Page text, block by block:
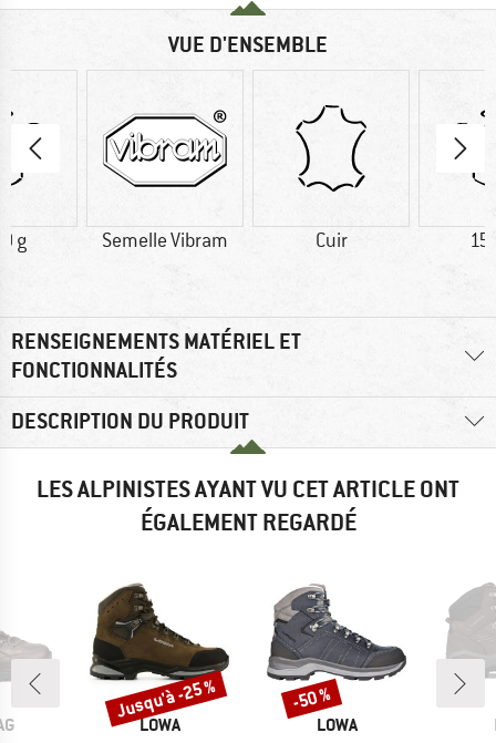
VUE D'ENSEMBLE
g Semelle Vibram Cuir
RENSEIGNEMENTS MATÉRIEL ET
FONCTIONNALITÉS
DESCRIPTION DU PRODUIT
LES ALPINISTES AYANT VU CET ARTICLE ONT
ÉGALEMENT REGARDÉ
MARQUE
LOWA
Remise
Jusqu'à -25 %
MARQUE
LOWA
Remise
-50 %